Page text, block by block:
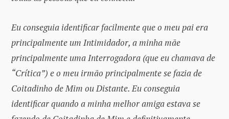
Eu conseguia identificar facilmente que o meu pai era
principalmente um Intimidador, a minha mãe
principalmente uma Interrogadora (que eu chamava de
“Crítica”) e o meu irmão principalmente se fazia de
Coitadinho de Mim ou Distante. Eu conseguia
identificar quando a minha melhor amiga estava se